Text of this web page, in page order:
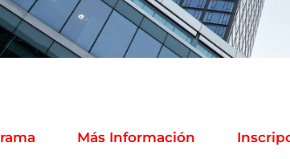
Más Información